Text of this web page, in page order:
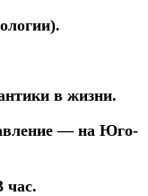
в жизни.
— на Юго-
час.